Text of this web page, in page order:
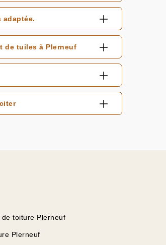
adaptée.
de tuiles à Plerneuf
toiture Plerneuf
Plerneuf